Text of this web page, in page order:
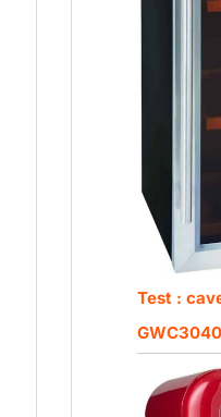
Test :
GWC3040